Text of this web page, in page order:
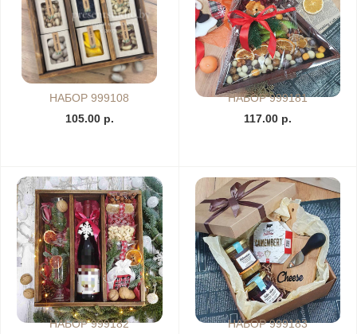
НАБОР 999108
105.00 р.
НАБОР 999181
117.00 р.
НАБОР 999182 НАБОР 999183